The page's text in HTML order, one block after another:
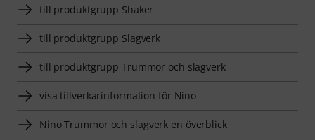
till produktgrupp Shaker
till produktgrupp Slagverk
till produktgrupp Trummor och slagverk
visa tillverkarinformation för Nino
Nino Trummor och slagverk en överblick